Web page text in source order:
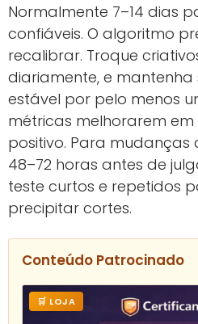
Normalmente 7–14 dias
confiáveis. O algoritmo
recalibrar. Troque
diariamente, e
estável por pelo menos
métricas melhorarem em
positivo. Para mudanças
48–72 horas antes de
teste curtos e repetidos
precipitar cortes.
Conteúdo Patrocinado
🛒 LOJA